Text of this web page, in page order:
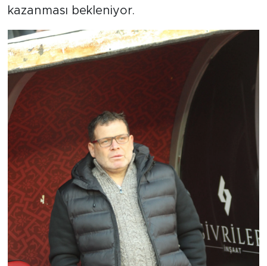
kazanması bekleniyor.